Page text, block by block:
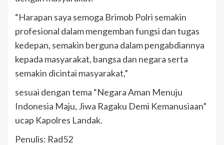
“Harapan saya semoga Brimob Polri semakin
profesional dalam mengemban fungsi dan tugas
kedepan, semakin berguna dalam pengabdiannya
kepada masyarakat, bangsa dan negara serta
semakin dicintai masyarakat,”
sesuai dengan tema “Negara Aman Menuju
Indonesia Maju, Jiwa Ragaku Demi Kemanusiaan”
ucap Kapolres Landak.
Penulis: Rad52